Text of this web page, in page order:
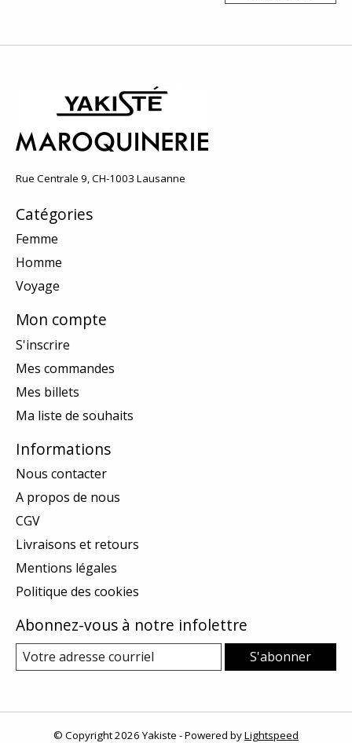
Rue Centrale 9, CH-1003 Lausanne
Catégories
Femme
Homme
Voyage
Mon compte
S'inscrire
Mes commandes
Mes billets
Ma liste de souhaits
Informations
Nous contacter
A propos de nous
CGV
Livraisons et retours
Mentions légales
Politique des cookies
Abonnez-vous à notre infolettre
S'abonner
© Copyright 2026 Yakiste - Powered byLightspeed